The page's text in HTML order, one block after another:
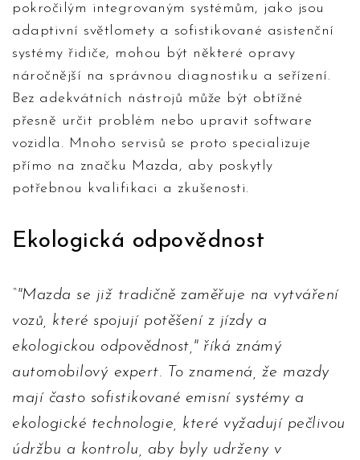
pokročilým integrovaným systémům, jako jsou
adaptivní světlomety a sofistikované asistenční
systémy řidiče, mohou být některé opravy
náročnější na správnou diagnostiku a seřízení.
Bez adekvátních nástrojů může být obtížné
přesně určit problém nebo upravit software
vozidla. Mnoho servisů se proto specializuje
přímo na značku Mazda, aby poskytly
potřebnou kvalifikaci a zkušenosti.
Ekologická odpovědnost
"Mazda se již tradičně zaměřuje na vytváření
vozů, které spojují potěšení z jízdy a
ekologickou odpovědnost," říká známý
automobilový expert. To znamená, že mazdy
mají často sofistikované emisní systémy a
ekologické technologie, které vyžadují pečlivou
údržbu a kontrolu, aby byly udrženy v